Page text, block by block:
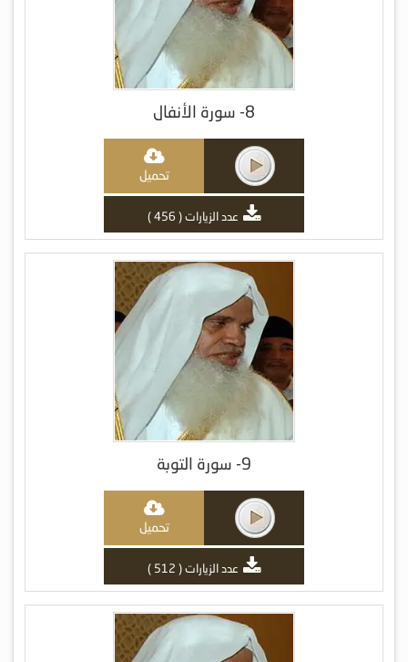
8- سورة الأنفال
تحميل
عدد الزيارات ( 456 )
9- سورة التوبة
تحميل
عدد الزيارات ( 512 )